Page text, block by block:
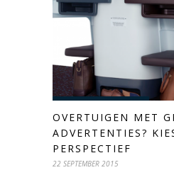
OVERTUIGEN MET
ADVERTENTIES?
PERSPECTIEF
22 SEPTEMBER 2015